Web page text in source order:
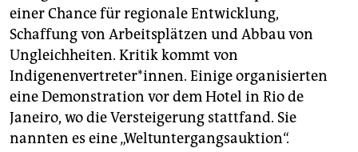
einer Chance für regionale Entwicklung,
Schaffung von Arbeitsplätzen und Abbau von
Ungleichheiten. Kritik kommt von
Indigenenvertreter*innen. Einige organisierten
eine Demonstration vor dem Hotel in Rio de
Janeiro, wo die Versteigerung stattfand. Sie
nannten es eine „Weltuntergangsauktion“.